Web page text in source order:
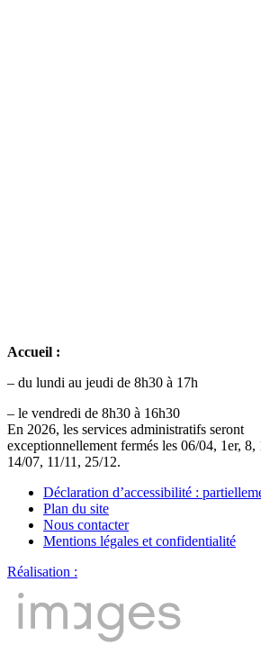
Accueil :
– du lundi au jeudi de 8h30 à 17h
– le vendredi de 8h30 à 16h30
En 2026, les services administratifs seront
exceptionnellement fermés les 06/04, 1er, 8,
14/07, 11/11, 25/12.
Déclaration d’accessibilité :
Plan du site
Nous contacter
Mentions légales et confidentialité
Réalisation :